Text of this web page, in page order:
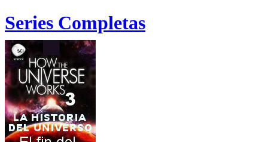
Series Completas